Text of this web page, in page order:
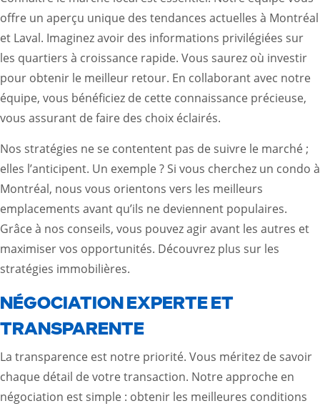
offre un aperçu unique des tendances actuelles à Montréal
et Laval. Imaginez avoir des informations privilégiées sur
les quartiers à croissance rapide. Vous saurez où investir
pour obtenir le meilleur retour. En collaborant avec notre
équipe, vous bénéficiez de cette connaissance précieuse,
vous assurant de faire des choix éclairés.
Nos stratégies ne se contentent pas de suivre le marché ;
elles l’anticipent. Un exemple ? Si vous cherchez un condo à
Montréal, nous vous orientons vers les meilleurs
emplacements avant qu’ils ne deviennent populaires.
Grâce à nos conseils, vous pouvez agir avant les autres et
maximiser vos opportunités. Découvrez plus sur les
stratégies immobilières.
NÉGOCIATION EXPERTE ET
TRANSPARENTE
La transparence est notre priorité. Vous méritez de savoir
chaque détail de votre transaction. Notre approche en
négociation est simple : obtenir les meilleures conditions